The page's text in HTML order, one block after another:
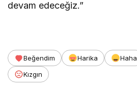
devam edeceğiz.”
Beğendim Harika Haha
Kızgın